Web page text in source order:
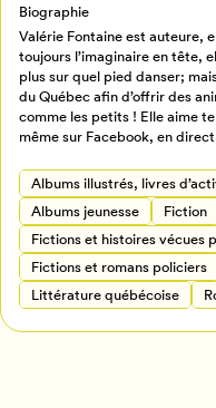
Billetterie
Retour à l’accueil
Biographie
Valérie Fontaine est auteure,
toujours l’imaginaire en tête,
plus sur quel pied danser;
du Québec afin d’offrir des
comme les petits ! Elle aime
même sur Facebook, en
Albums illustrés, livres
Albums jeunesse
Fiction
Fictions et histoires vécues
Fictions et romans policiers
Littérature québécoise